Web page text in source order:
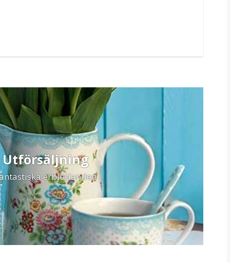
Utförsäljning
erbjudanden